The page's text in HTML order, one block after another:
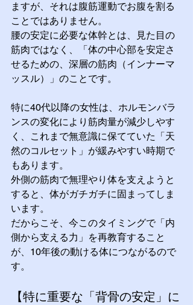
ますが、それは腹筋運動でお腹を割る
ことではありません。
腰の安定に必要な体幹とは、見た目の
筋肉ではなく、「体の中心部を安定さ
せるための、深層の筋肉（インナーマ
ッスル）」のことです。
特に40代以降の女性は、ホルモンバラ
ンスの変化により筋肉量が減少しやす
く、これまで無意識に保てていた「天
然のコルセット」が緩みやすい時期で
もあります。
外側の筋肉で無理やり体を支えようと
すると、体がガチガチに固まってしま
います。
だからこそ、今このタイミングで「内
側から支える力」を再教育すること
が、10年後の動ける体につながるので
す。
【特に重要な「背骨の安定」に